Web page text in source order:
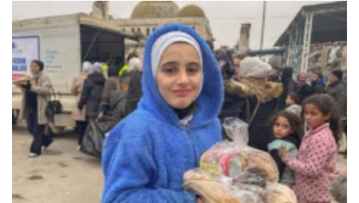
paso, dejando a muchas familias y
comunidades en una situación de […]